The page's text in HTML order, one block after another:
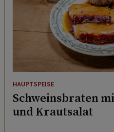
HAUPTSPEISE
Schweinsbraten
und Krautsalat